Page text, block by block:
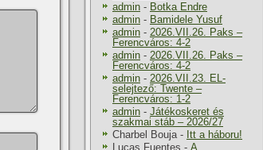
admin - Botka Endre
admin - Bamidele Yusuf
admin - 2026.VII.26. Paks –
Ferencváros: 4-2
admin - 2026.VII.26. Paks –
Ferencváros: 4-2
admin - 2026.VII.23. EL-
selejtező: Twente –
Ferencváros: 1-2
admin - Játékoskeret és
szakmai stáb – 2026/27
Charbel Bouja- Itt a háboru!
Lucas Fuentes - A